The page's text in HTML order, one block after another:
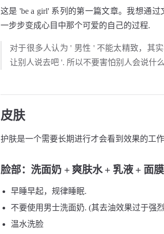
这是 'be a girl' 系列的第一篇文章。我想通
一步步变成心目中那个可爱的自己的过程.
对于很多人认为 ' 男性 ' 不能太精致，其
让别人说去吧 '. 所以不要害怕别人会说什
皮肤
护肤是一个需要长期进行才会看到效果的工
脸部：洗面奶 + 爽肤水 + 乳液 + 面膜
早睡早起，规律睡眠.
不要使用男士洗面奶. (其去油效果过于强
温水洗脸